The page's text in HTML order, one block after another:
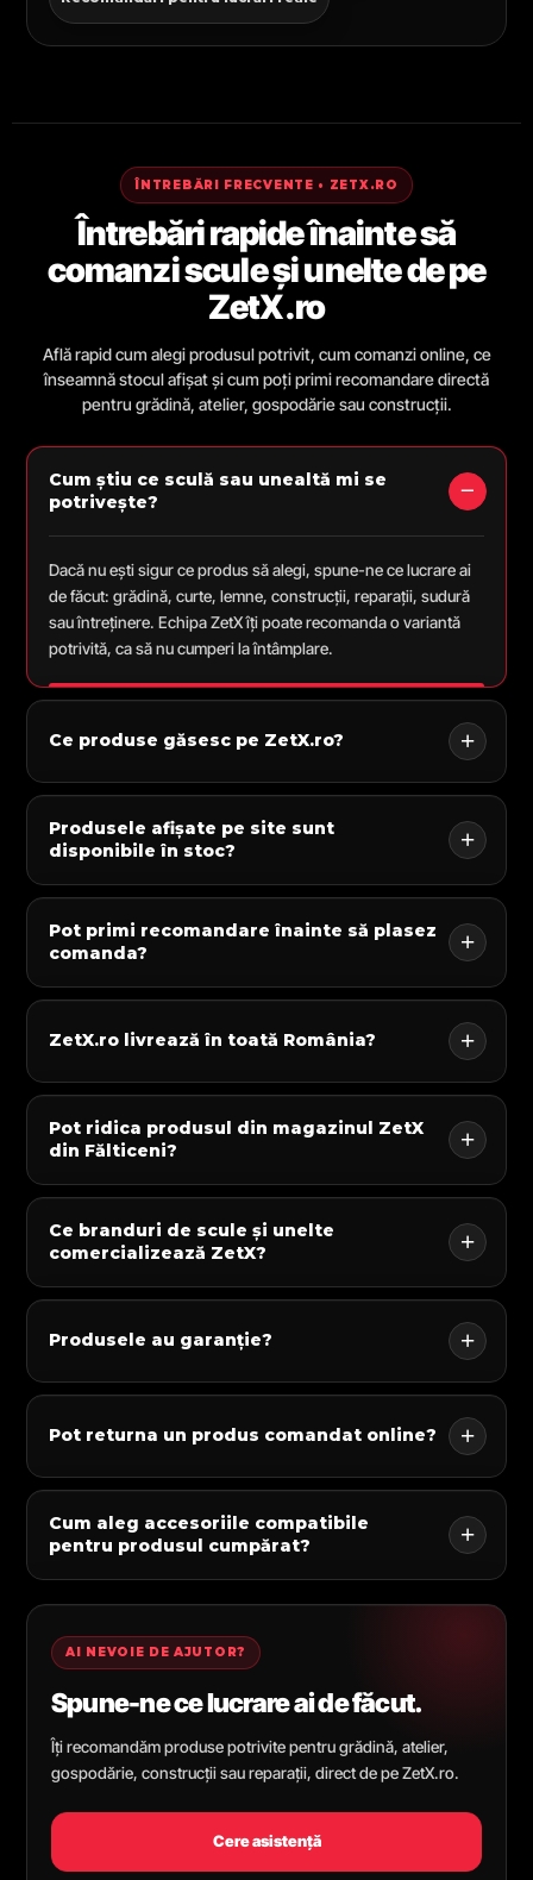
ÎNTREBĂRI FRECVENTE • ZETX.RO
Întrebări rapide înainte să
comanzi scule și unelte de pe
ZetX.ro
Află rapid cum alegi produsul potrivit, cum comanzi online, ce
înseamnă stocul afișat și cum poți primi recomandare directă
pentru grădină, atelier, gospodărie sau construcții.
Cum știu ce sculă sau unealtă mi se
potrivește?
Dacă nu ești sigur ce produs să alegi, spune-ne ce lucrare ai
de făcut: grădină, curte, lemne, construcții, reparații, sudură
sau întreținere. Echipa ZetX îți poate recomanda o variantă
potrivită, ca să nu cumperi la întâmplare.
Ce produse găsesc pe ZetX.ro?
Produsele afișate pe site sunt
disponibile în stoc?
Pot primi recomandare înainte să plasez
comanda?
ZetX.ro livrează în toată România?
Pot ridica produsul din magazinul ZetX
din Fălticeni?
Ce branduri de scule și unelte
comercializează ZetX?
Produsele au garanție?
Pot returna un produs comandat online?
Cum aleg accesoriile compatibile
pentru produsul cumpărat?
AI NEVOIE DE AJUTOR?
Spune-ne ce lucrare ai de făcut.
Îți recomandăm produse potrivite pentru grădină, atelier,
gospodărie, construcții sau reparații, direct de pe ZetX.ro.
Cere asistență